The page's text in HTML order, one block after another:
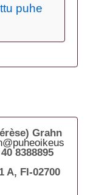
puhe
Grahn
8388895
A, FI-02700